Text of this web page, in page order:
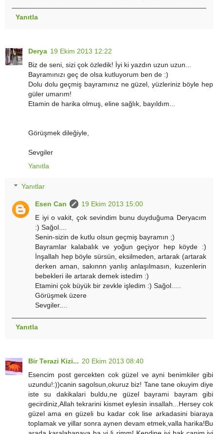
Yanıtla
Derya 19 Ekim 2013 12:22
Biz de seni, sizi çok özledik! İyi ki yazdın uzun uzun...
Bayramınızı geç de olsa kutluyorum ben de :)
Dolu dolu geçmiş bayramınız ne güzel, yüzleriniz böyle hep
güler umarım!
Etamin de harika olmuş, eline sağlık, bayıldım...
Görüşmek dileğiyle,
Sevgiler
Yanıtla
Yanıtlar
Esen Can
19 Ekim 2013 15:00
E iyi o vakit, çok sevindim bunu duyduğuma Deryacım
:) Sağol....
Senin-sizin de kutlu olsun geçmiş bayramın ;)
Bayramlar kalabalık ve yoğun geçiyor hep köyde :)
İnşallah hep böyle sürsün, eksilmeden, artarak (artarak
derken aman, sakınnn yanlış anlaşılmasın, kuzenlerin
bebekleri ile artarak demek istedim :)
Etamini çok büyük bir zevkle işledim :) Sağol.....
Görüşmek üzere
Sevgiler....
Yanıtla
Bir Terazi Kizi... 20 Ekim 2013 08:40
Esencim post gercekten cok güzel ve ayni benimkiler gibi
uzundu!:))canin sagolsun,okuruz biz! Tane tane okuyim diye
iste su dakikalari buldu,ne güzel bayrami bayram gibi
gecirdiniz,Allah tekrarini kismet eylesin insallah...Hersey cok
güzel ama en güzeli bu kadar cok lise arkadasini biaraya
toplamak ve yillar sonra aynen devam etmek,valla harika!Bu